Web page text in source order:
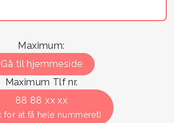
Maximum:
Gå til hjemmeside
Maximum Tlf nr.
88 88 xx xx
for at få hele nummeret)